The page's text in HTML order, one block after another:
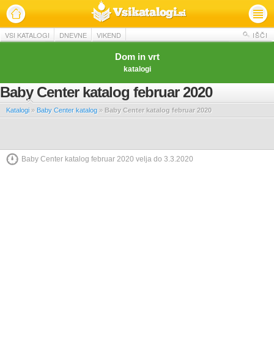
VSI KATALOGI DNEVNE VIKEND IŠČI
Dom in vrt
katalogi
Baby Center katalog februar 2020
Katalogi » Baby Center katalog » Baby Center katalog februar 2020
Baby Center katalog februar 2020 velja do 3.3.2020